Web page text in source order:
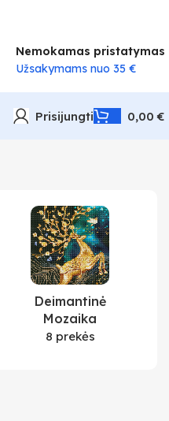
Nemokamas pristatymas
Užsakymams nuo 35 €
Prisijungti 0,00€
Deimantinė
Mozaika
8 prekės